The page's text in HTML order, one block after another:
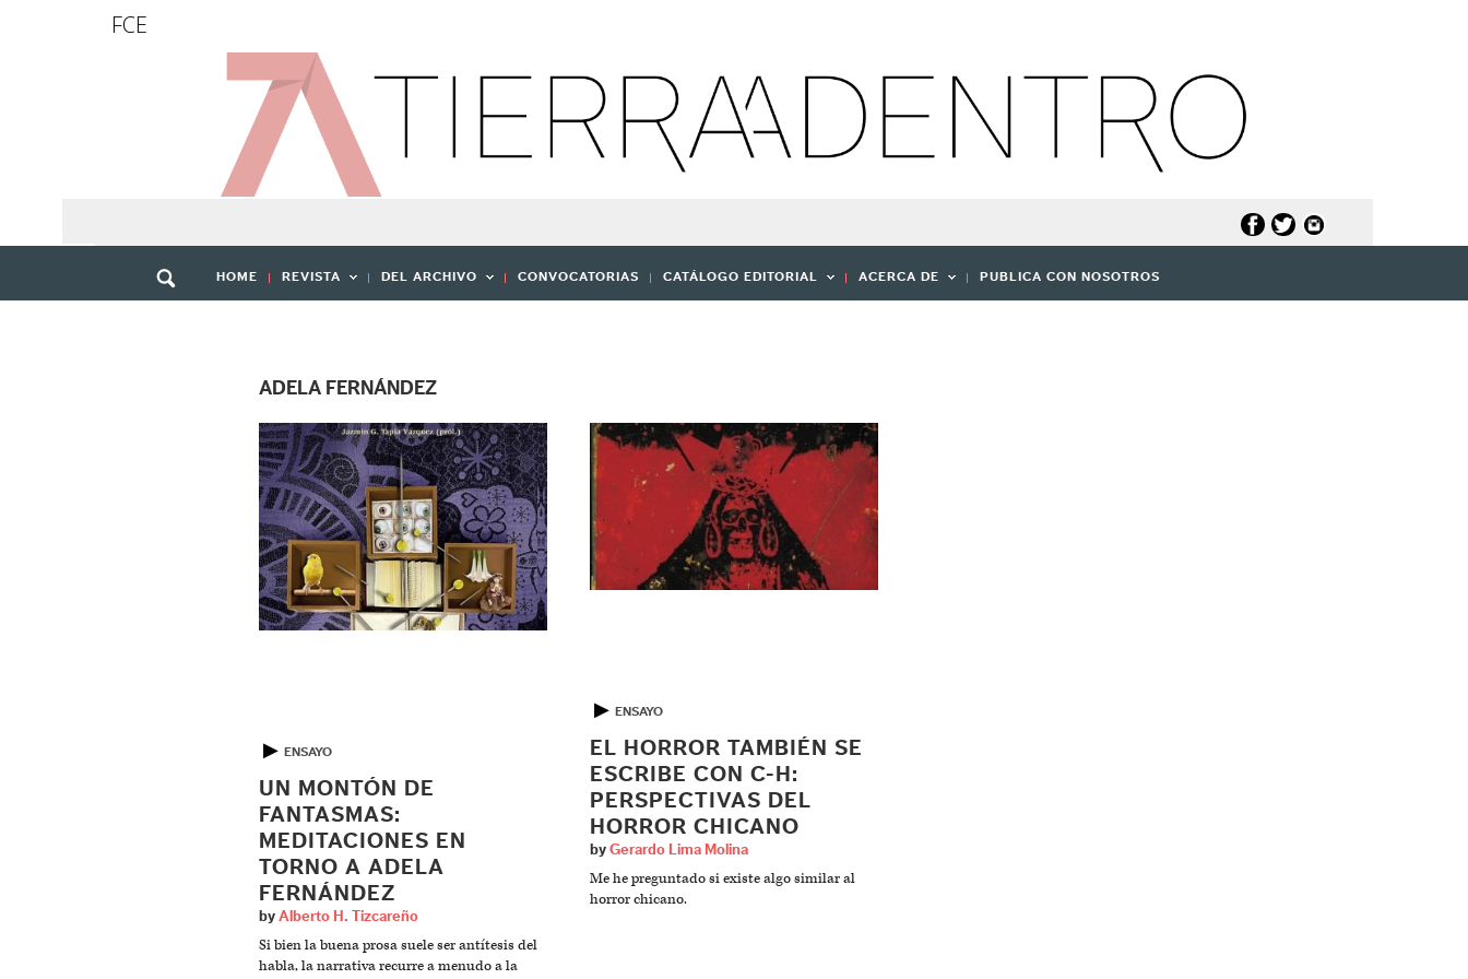
FCE
HOME REVISTA DEL ARCHIVO CONVOCATORIAS CATÁLOGO EDITORIAL ACERCA DE PUBLICA CON NOSOTROS
ADELA FERNÁNDEZ
▶ ENSAYO
UN MONTÓN DE
FANTASMAS:
MEDITACIONES EN
TORNO A ADELA
FERNÁNDEZ
by Alberto H. Tizcareño
Si bien la buena prosa suele ser antítesis del
habla, la narrativa recurre a menudo a la
▶ ENSAYO
EL HORROR TAMBIÉN SE
ESCRIBE CON C-H:
PERSPECTIVAS DEL
HORROR CHICANO
by Gerardo Lima Molina
Me he preguntado si existe algo similar al
horror chicano.